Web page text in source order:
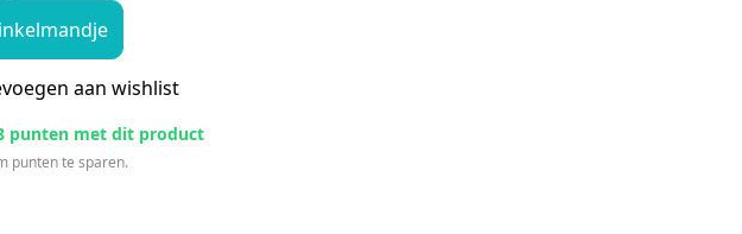
aan wishlist
punten met dit product
punten te sparen.